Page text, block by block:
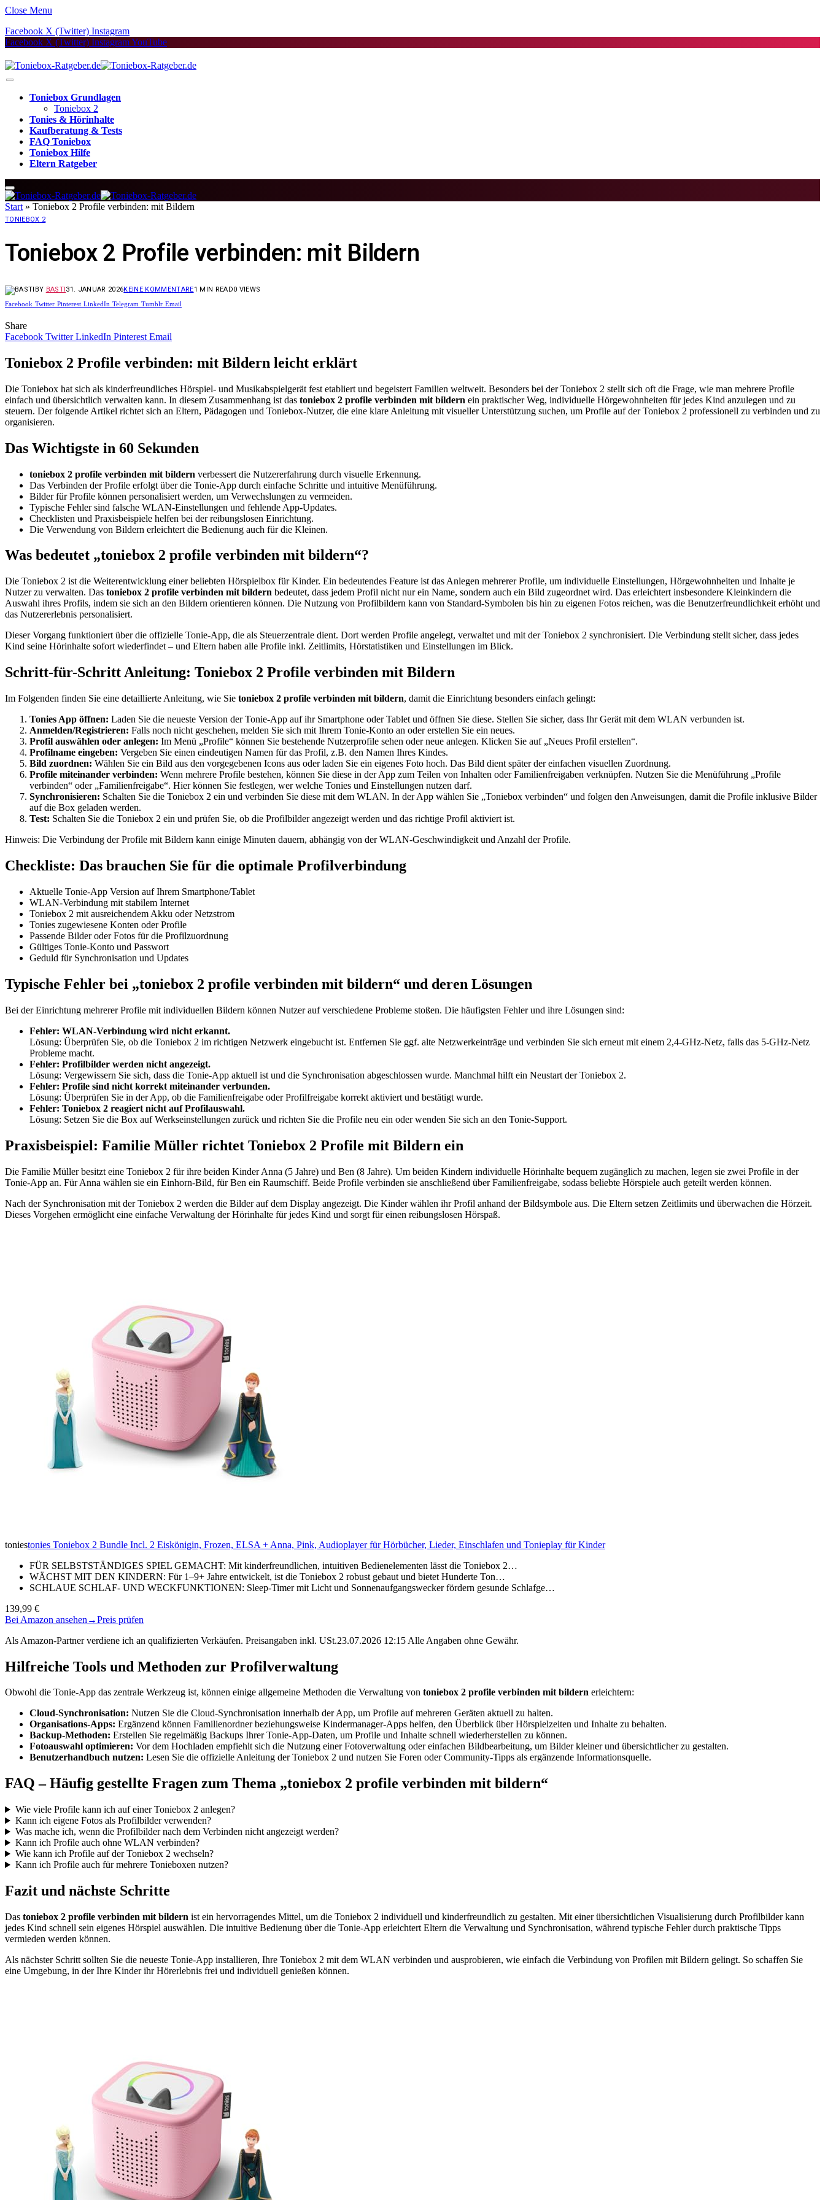
Close Menu
Facebook X (Twitter) Instagram
Facebook X (Twitter) InstagramYouTube
Toniebox Grundlagen
Toniebox 2
Tonies & Hörinhalte
Kaufberatung & Tests
FAQ Toniebox
Toniebox Hilfe
Eltern Ratgeber
Start » Toniebox 2 Profile verbinden: mit Bildern
TONIEBOX 2
Toniebox 2 Profile verbinden: mit Bildern
BY BASTI31. JANUAR 2026KEINE KOMMENTARE1 MIN READ0 VIEWS
Facebook Twitter Pinterest LinkedIn Telegram Tumblr Email
Share
Facebook Twitter LinkedIn Pinterest Email
Toniebox 2 Profile verbinden: mit Bildern leicht erklärt
Die Toniebox hat sich als kinderfreundliches Hörspiel- und Musikabspielgerät fest etabliert und begeistert Familien weltweit. Besonders bei der Toniebox 2 stellt sich oft die Frage, wie man mehrere Profile
einfach und übersichtlich verwalten kann. In diesem Zusammenhang ist das toniebox 2 profile verbinden mit bildern ein praktischer Weg, individuelle Hörgewohnheiten für jedes Kind anzulegen und zu
steuern. Der folgende Artikel richtet sich an Eltern, Pädagogen und Toniebox-Nutzer, die eine klare Anleitung mit visueller Unterstützung suchen, um Profile auf der Toniebox 2 professionell zu verbinden und zu
organisieren.
Das Wichtigste in 60 Sekunden
toniebox 2 profile verbinden mit bildern verbessert die Nutzererfahrung durch visuelle Erkennung.
Das Verbinden der Profile erfolgt über die Tonie-App durch einfache Schritte und intuitive Menüführung.
Bilder für Profile können personalisiert werden, um Verwechslungen zu vermeiden.
Typische Fehler sind falsche WLAN-Einstellungen und fehlende App-Updates.
Checklisten und Praxisbeispiele helfen bei der reibungslosen Einrichtung.
Die Verwendung von Bildern erleichtert die Bedienung auch für die Kleinen.
Was bedeutet „toniebox 2 profile verbinden mit bildern“?
Die Toniebox 2 ist die Weiterentwicklung einer beliebten Hörspielbox für Kinder. Ein bedeutendes Feature ist das Anlegen mehrerer Profile, um individuelle Einstellungen, Hörgewohnheiten und Inhalte je
Nutzer zu verwalten. Das toniebox 2 profile verbinden mit bildern bedeutet, dass jedem Profil nicht nur ein Name, sondern auch ein Bild zugeordnet wird. Das erleichtert insbesondere Kleinkindern die
Auswahl ihres Profils, indem sie sich an den Bildern orientieren können. Die Nutzung von Profilbildern kann von Standard-Symbolen bis hin zu eigenen Fotos reichen, was die Benutzerfreundlichkeit erhöht und
das Nutzererlebnis personalisiert.
Dieser Vorgang funktioniert über die offizielle Tonie-App, die als Steuerzentrale dient. Dort werden Profile angelegt, verwaltet und mit der Toniebox 2 synchronisiert. Die Verbindung stellt sicher, dass jedes
Kind seine Hörinhalte sofort wiederfindet – und Eltern haben alle Profile inkl. Zeitlimits, Hörstatistiken und Einstellungen im Blick.
Schritt-für-Schritt Anleitung: Toniebox 2 Profile verbinden mit Bildern
Im Folgenden finden Sie eine detaillierte Anleitung, wie Sie toniebox 2 profile verbinden mit bildern, damit die Einrichtung besonders einfach gelingt:
Tonies App öffnen: Laden Sie die neueste Version der Tonie-App auf ihr Smartphone oder Tablet und öffnen Sie diese. Stellen Sie sicher, dass Ihr Gerät mit dem WLAN verbunden ist.
Anmelden/Registrieren: Falls noch nicht geschehen, melden Sie sich mit Ihrem Tonie-Konto an oder erstellen Sie ein neues.
Profil auswählen oder anlegen: Im Menü „Profile“ können Sie bestehende Nutzerprofile sehen oder neue anlegen. Klicken Sie auf „Neues Profil erstellen“.
Profilname eingeben: Vergeben Sie einen eindeutigen Namen für das Profil, z.B. den Namen Ihres Kindes.
Bild zuordnen: Wählen Sie ein Bild aus den vorgegebenen Icons aus oder laden Sie ein eigenes Foto hoch. Das Bild dient später der einfachen visuellen Zuordnung.
Profile miteinander verbinden: Wenn mehrere Profile bestehen, können Sie diese in der App zum Teilen von Inhalten oder Familienfreigaben verknüpfen. Nutzen Sie die Menüführung „Profile
verbinden“ oder „Familienfreigabe“. Hier können Sie festlegen, wer welche Tonies und Einstellungen nutzen darf.
Synchronisieren: Schalten Sie die Toniebox 2 ein und verbinden Sie diese mit dem WLAN. In der App wählen Sie „Toniebox verbinden“ und folgen den Anweisungen, damit die Profile inklusive Bilder
auf die Box geladen werden.
Test: Schalten Sie die Toniebox 2 ein und prüfen Sie, ob die Profilbilder angezeigt werden und das richtige Profil aktiviert ist.
Hinweis: Die Verbindung der Profile mit Bildern kann einige Minuten dauern, abhängig von der WLAN-Geschwindigkeit und Anzahl der Profile.
Checkliste: Das brauchen Sie für die optimale Profilverbindung
Aktuelle Tonie-App Version auf Ihrem Smartphone/Tablet
WLAN-Verbindung mit stabilem Internet
Toniebox 2 mit ausreichendem Akku oder Netzstrom
Tonies zugewiesene Konten oder Profile
Passende Bilder oder Fotos für die Profilzuordnung
Gültiges Tonie-Konto und Passwort
Geduld für Synchronisation und Updates
Typische Fehler bei „toniebox 2 profile verbinden mit bildern“ und deren Lösungen
Bei der Einrichtung mehrerer Profile mit individuellen Bildern können Nutzer auf verschiedene Probleme stoßen. Die häufigsten Fehler und ihre Lösungen sind:
Fehler: WLAN-Verbindung wird nicht erkannt.
Lösung: Überprüfen Sie, ob die Toniebox 2 im richtigen Netzwerk eingebucht ist. Entfernen Sie ggf. alte Netzwerkeinträge und verbinden Sie sich erneut mit einem 2,4-GHz-Netz, falls das 5-GHz-Netz
Probleme macht.
Fehler: Profilbilder werden nicht angezeigt.
Lösung: Vergewissern Sie sich, dass die Tonie-App aktuell ist und die Synchronisation abgeschlossen wurde. Manchmal hilft ein Neustart der Toniebox 2.
Fehler: Profile sind nicht korrekt miteinander verbunden.
Lösung: Überprüfen Sie in der App, ob die Familienfreigabe oder Profilfreigabe korrekt aktiviert und bestätigt wurde.
Fehler: Toniebox 2 reagiert nicht auf Profilauswahl.
Lösung: Setzen Sie die Box auf Werkseinstellungen zurück und richten Sie die Profile neu ein oder wenden Sie sich an den Tonie-Support.
Praxisbeispiel: Familie Müller richtet Toniebox 2 Profile mit Bildern ein
Die Familie Müller besitzt eine Toniebox 2 für ihre beiden Kinder Anna (5 Jahre) und Ben (8 Jahre). Um beiden Kindern individuelle Hörinhalte bequem zugänglich zu machen, legen sie zwei Profile in der
Tonie-App an. Für Anna wählen sie ein Einhorn-Bild, für Ben ein Raumschiff. Beide Profile verbinden sie anschließend über Familienfreigabe, sodass beliebte Hörspiele auch geteilt werden können.
Nach der Synchronisation mit der Toniebox 2 werden die Bilder auf dem Display angezeigt. Die Kinder wählen ihr Profil anhand der Bildsymbole aus. Die Eltern setzen Zeitlimits und überwachen die Hörzeit.
Dieses Vorgehen ermöglicht eine einfache Verwaltung der Hörinhalte für jedes Kind und sorgt für einen reibungslosen Hörspaß.
toniestonies Toniebox 2 Bundle Incl. 2 Eiskönigin, Frozen, ELSA + Anna, Pink, Audioplayer für Hörbücher, Lieder, Einschlafen und Tonieplay für Kinder
FÜR SELBSTSTÄNDIGES SPIEL GEMACHT: Mit kinderfreundlichen, intuitiven Bedienelementen lässt die Toniebox 2…
WÄCHST MIT DEN KINDERN: Für 1–9+ Jahre entwickelt, ist die Toniebox 2 robust gebaut und bietet Hunderte Ton…
SCHLAUE SCHLAF- UND WECKFUNKTIONEN: Sleep-Timer mit Licht und Sonnenaufgangswecker fördern gesunde Schlafge…
139,99 €
Bei Amazon ansehen →Preis prüfen
Als Amazon-Partner verdiene ich an qualifizierten Verkäufen. Preisangaben inkl. USt.23.07.2026 12:15 Alle Angaben ohne Gewähr.
Hilfreiche Tools und Methoden zur Profilverwaltung
Obwohl die Tonie-App das zentrale Werkzeug ist, können einige allgemeine Methoden die Verwaltung von toniebox 2 profile verbinden mit bildern erleichtern:
Cloud-Synchronisation: Nutzen Sie die Cloud-Synchronisation innerhalb der App, um Profile auf mehreren Geräten aktuell zu halten.
Organisations-Apps: Ergänzend können Familienordner beziehungsweise Kindermanager-Apps helfen, den Überblick über Hörspielzeiten und Inhalte zu behalten.
Backup-Methoden: Erstellen Sie regelmäßig Backups Ihrer Tonie-App-Daten, um Profile und Inhalte schnell wiederherstellen zu können.
Fotoauswahl optimieren: Vor dem Hochladen empfiehlt sich die Nutzung einer Fotoverwaltung oder einfachen Bildbearbeitung, um Bilder kleiner und übersichtlicher zu gestalten.
Benutzerhandbuch nutzen: Lesen Sie die offizielle Anleitung der Toniebox 2 und nutzen Sie Foren oder Community-Tipps als ergänzende Informationsquelle.
FAQ – Häufig gestellte Fragen zum Thema „toniebox 2 profile verbinden mit bildern“
Wie viele Profile kann ich auf einer Toniebox 2 anlegen?
Kann ich eigene Fotos als Profilbilder verwenden?
Was mache ich, wenn die Profilbilder nach dem Verbinden nicht angezeigt werden?
Kann ich Profile auch ohne WLAN verbinden?
Wie kann ich Profile auf der Toniebox 2 wechseln?
Kann ich Profile auch für mehrere Tonieboxen nutzen?
Fazit und nächste Schritte
Das toniebox 2 profile verbinden mit bildern ist ein hervorragendes Mittel, um die Toniebox 2 individuell und kinderfreundlich zu gestalten. Mit einer übersichtlichen Visualisierung durch Profilbilder kann
jedes Kind schnell sein eigenes Hörspiel auswählen. Die intuitive Bedienung über die Tonie-App erleichtert Eltern die Verwaltung und Synchronisation, während typische Fehler durch praktische Tipps
vermieden werden können.
Als nächster Schritt sollten Sie die neueste Tonie-App installieren, Ihre Toniebox 2 mit dem WLAN verbinden und ausprobieren, wie einfach die Verbindung von Profilen mit Bildern gelingt. So schaffen Sie
eine Umgebung, in der Ihre Kinder ihr Hörerlebnis frei und individuell genießen können.